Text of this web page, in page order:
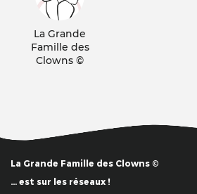
La Grande
Famille des
Clowns ©
La Grande Famille des Clowns ©
… est sur les réseaux !